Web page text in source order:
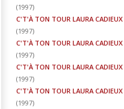
(1997)
C'T'À TON TOUR LAURA CADIEUX
(1997)
C'T'À TON TOUR LAURA CADIEUX
(1997)
C'T'À TON TOUR LAURA CADIEUX
(1997)
C'T'À TON TOUR LAURA CADIEUX
(1997)